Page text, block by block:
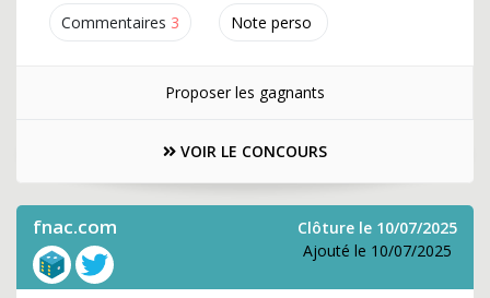
Commentaires 3 Note perso
Proposer les gagnants
VOIR LE CONCOURS
fnac.com
Clôture le 10/07/2025
Ajouté le 10/07/2025